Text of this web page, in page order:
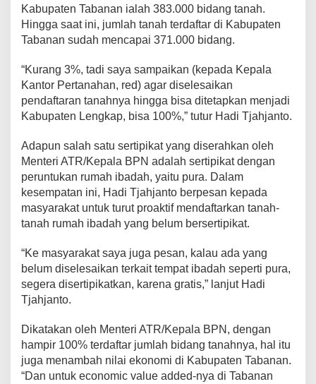
Kabupaten Tabanan ialah 383.000 bidang tanah.
Hingga saat ini, jumlah tanah terdaftar di Kabupaten
Tabanan sudah mencapai 371.000 bidang.
“Kurang 3%, tadi saya sampaikan (kepada Kepala
Kantor Pertanahan, red) agar diselesaikan
pendaftaran tanahnya hingga bisa ditetapkan menjadi
Kabupaten Lengkap, bisa 100%,” tutur Hadi Tjahjanto.
Adapun salah satu sertipikat yang diserahkan oleh
Menteri ATR/Kepala BPN adalah sertipikat dengan
peruntukan rumah ibadah, yaitu pura. Dalam
kesempatan ini, Hadi Tjahjanto berpesan kepada
masyarakat untuk turut proaktif mendaftarkan tanah-
tanah rumah ibadah yang belum bersertipikat.
“Ke masyarakat saya juga pesan, kalau ada yang
belum diselesaikan terkait tempat ibadah seperti pura,
segera disertipikatkan, karena gratis,” lanjut Hadi
Tjahjanto.
Dikatakan oleh Menteri ATR/Kepala BPN, dengan
hampir 100% terdaftar jumlah bidang tanahnya, hal itu
juga menambah nilai ekonomi di Kabupaten Tabanan.
“Dan untuk economic value added-nya di Tabanan